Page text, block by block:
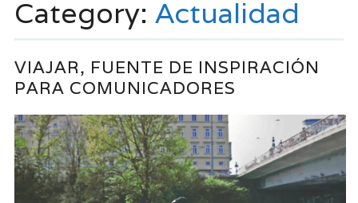
Category: Actualidad
VIAJAR, FUENTE DE INSPIRACIÓN
PARA COMUNICADORES